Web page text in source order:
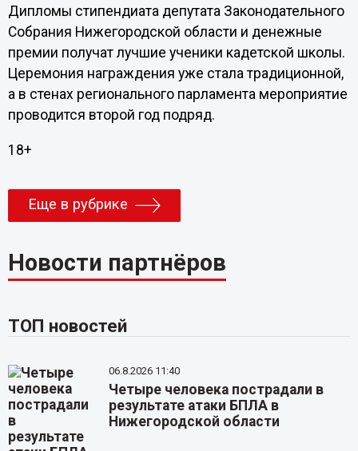
Дипломы стипендиата депутата Законодательного
Собрания Нижегородской области и денежные
премии получат лучшие ученики кадетской школы.
Церемония награждения уже стала традиционной,
а в стенах регионального парламента мероприятие
проводится второй год подряд.
18+
Еще в рубрике
Новости партнёров
ТОП новостей
06.8.2026 11:40
Четыре человека пострадали в
результате атаки БПЛА в
Нижегородской области